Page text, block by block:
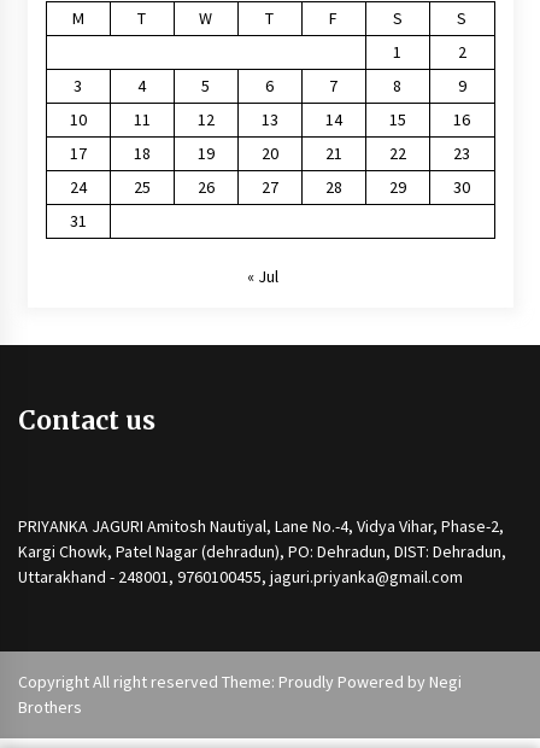
M
T W T F S
S
1
2
3
4 5 6 7 8
9
10
11 12 13 14 15
16
17
18 19 20 21 22
23
24
25 26 27 28 29
30
31
« Jul
Contact us
PRIYANKA JAGURI Amitosh Nautiyal, Lane No.-4, Vidya Vihar, Phase-2,
Kargi Chowk, Patel Nagar (dehradun), PO: Dehradun, DIST: Dehradun,
Uttarakhand - 248001, 9760100455, jaguri.priyanka@gmail.com
Copyright All right reserved Theme: Proudly Powered by Negi
Brothers